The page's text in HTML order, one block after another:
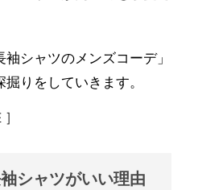
シャツのメンズコーデ」
りをしていきます。
]
シャツがいい理由